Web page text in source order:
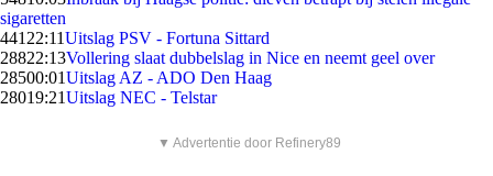
sigaretten
441 22:11Uitslag PSV - Fortuna Sittard
28822:13Vollering slaat dubbelslag in Nice en neemt geel over
28500:01Uitslag AZ - ADO Den Haag
28019:21Uitslag NEC - Telstar
▼ Advertentie door Refinery89